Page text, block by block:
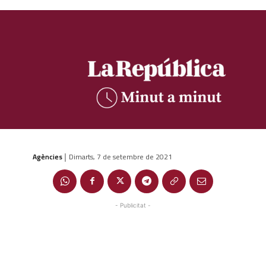
Agències | Dimarts, 7 de setembre de 2021
- Publicitat -